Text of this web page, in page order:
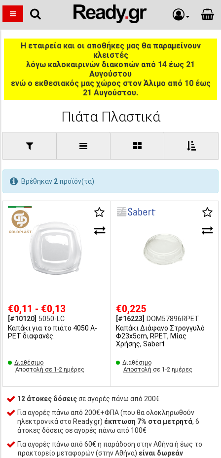
Η εταιρεία και οι αποθήκες μας θα παραμείνουν
κλειστές
λόγω καλοκαιρινών διακοπών από 14 έως 21
Αυγούστου
ενώ ο εκθεσιακός μας χώρος στον Άλιμο από 10 έως
21 Αυγούστου.
Πιάτα Πλαστικά
Βρέθηκαν 2 προϊόν(τα)
€0,11 - €0,13
[#10120] 5050-LC
Καπάκι για το πιάτο 4050 A-
PET διαφανές.
Διαθέσιμο
Αποστολή σε 1-2 ημέρες
€0,225
[#16223]
DOM57896RPET
Καπάκι Διάφανο Στρογγυλό
Φ23x5cm, RPET, Μίας
Χρήσης, Sabert
Διαθέσιμο
Αποστολή σε 1-2 ημέρες
12 άτοκες δόσειςσε αγορές πάνω από 200€
Για αγορές πάνω από 200€+ΦΠΑ (που θα ολοκληρωθούν
ηλεκτρονικά στο Ready.gr) έκπτωση 7% στα μετρητά, 6
άτοκες δόσεις σε αγορές πάνω από 100€
Για αγορές πάνω από 60€ η παράδοση στην Αθήνα ή έως το
πρακτορείο μεταφορών (στην Αθήνα) είναι δωρεάν